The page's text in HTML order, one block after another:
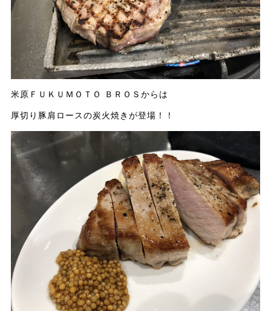
米原ＦＵＫＵＭＯＴＯ ＢＲＯＳからは
厚切り豚肩ロースの炭火焼きが登場！！